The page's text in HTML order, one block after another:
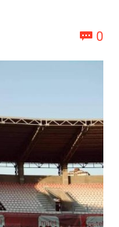
 0